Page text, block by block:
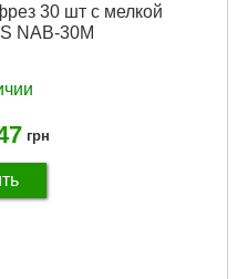
30 шт с мелкой
NAB-30M
грн